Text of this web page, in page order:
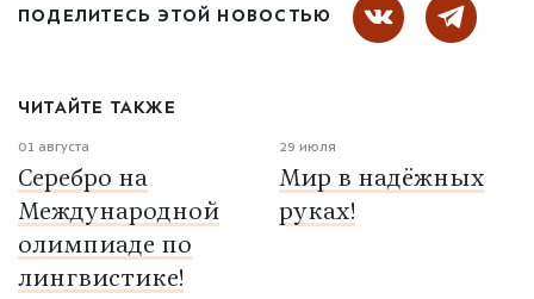
ПОДЕЛИТЕСЬ ЭТОЙ НОВОСТЬЮ
ЧИТАЙТЕ ТАКЖЕ
01 августа
Серебро на
Международной
олимпиаде по
лингвистике!
29 июля
Мир в надёжных
руках!